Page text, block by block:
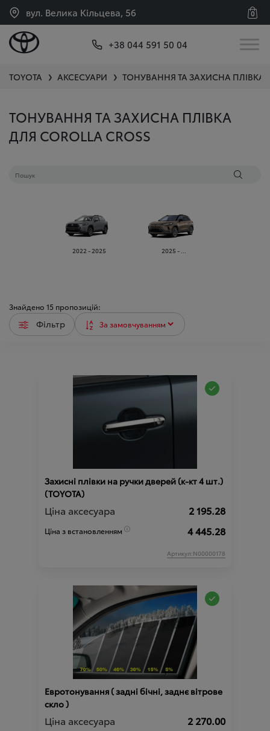
вул. Велика Кільцева, 56 0
+38 044 591 50 04
TOYOTA ❯ АКСЕСУАРИ ❯ ТОНУВАННЯ ТА ЗАХИСНА ПЛІВКА
ТОНУВАННЯ ТА ЗАХИСНА ПЛІВКА
ДЛЯ COROLLA CROSS
2022 - 2025 2025 - ...
Знайдено 15 пропозицій:
Фільтр
Захисні плівки на ручки дверей (к-кт 4 шт.)
(TOYOTA)
Ціна аксесуара 2 195.28
Ціна з встановленням 4 445.28
Артикул:N00000178
Евротонування ( задні бічні, заднє вітрове
скло )
Ціна аксесуара 2 270.00